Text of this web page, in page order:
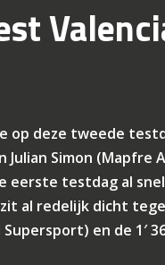
op deze tweede
Simon (Mapfre
eerste testdag al
al redelijk dicht
en de 1′